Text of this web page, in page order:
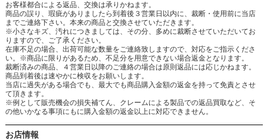
お客様都合による返品、交換は承りかねます。
商品の誤り、瑕疵がありましたら到着後３営業日以内に、裁断・使用前に当店
までご連絡下さい。本来の商品と交換させていただきます。
※小さなキズ、汚れにつきましては、その分、多めに裁断させていただいてお
りますので、ご了承ください。
在庫不足の場合、出荷可能な数量をご連絡致しますので、対応をご指示くださ
い。※商品に限りがあるため、不足分を用意できない場合返金となります。
裁断済みの商品、４営業日以降のご連絡の場合は原則返品には応じかねます。
商品到着後は速やかに検収をお願いします。
当店に過失がある場合でも、最大でも商品購入金額の返金を持って免責とさせ
て頂きます。
※例として販売機会の損失補てん、クレームによる製品での返品買取など、そ
の他いかなる事項にもに購入金額の返金以上に対応できません。
お店情報